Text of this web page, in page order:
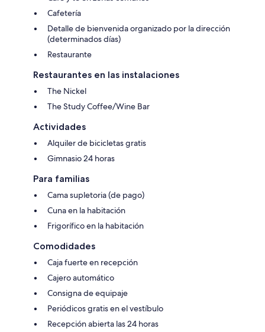
Cafetería
Detalle de bienvenida organizado por la dirección
(determinados días)
Restaurante
Restaurantes en las instalaciones
The Nickel
The Study Coffee/Wine Bar
Actividades
Alquiler de bicicletas gratis
Gimnasio 24 horas
Para familias
Cama supletoria (de pago)
Cuna en la habitación
Frigorífico en la habitación
Comodidades
Caja fuerte en recepción
Cajero automático
Consigna de equipaje
Periódicos gratis en el vestíbulo
Recepción abierta las 24 horas